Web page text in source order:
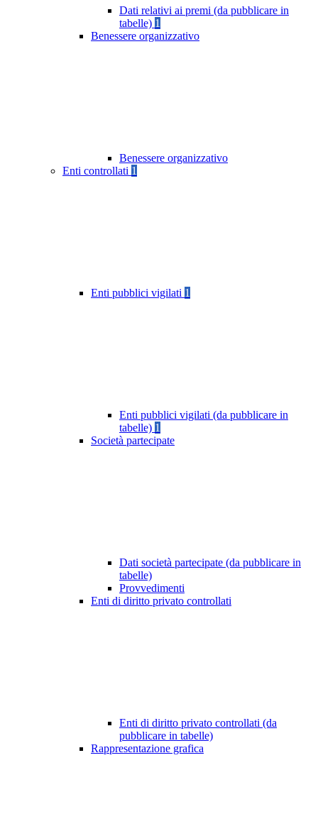
Dati relativi ai premi (da pubblicare in
tabelle) 1
Benessere organizzativo
Benessere organizzativo
Enti controllati 1
Enti pubblici vigilati 1
Enti pubblici vigilati (da pubblicare in
tabelle) 1
Società partecipate
Dati società partecipate (da pubblicare in
tabelle)
Provvedimenti
Enti di diritto privato controllati
Enti di diritto privato controllati (da
pubblicare in tabelle)
Rappresentazione grafica